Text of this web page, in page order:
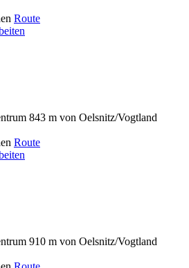
Route
843 m von Oelsnitz/Vogtland
Route
910 m von Oelsnitz/Vogtland